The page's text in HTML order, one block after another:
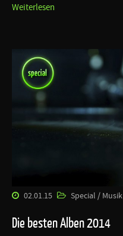
Weiterlesen
02.01.15 Special / Musik
Die besten Alben 2014